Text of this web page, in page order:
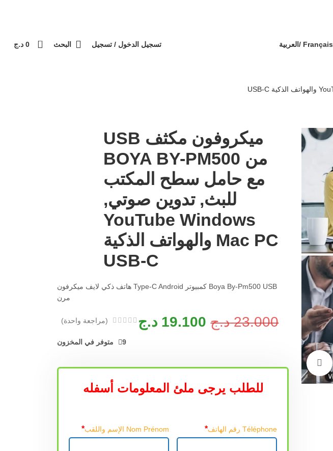
Français / العربية تسجيل الدخول / تسجيل البحث 0
0 د.ج
اضغط للتكبير
ميكروفون مكثف USB
من BOYA BY-PM500
مع حامل سطح المكتب
للبث, تدوين صوتي,
YouTube Windows
Mac PC والهواتف الذكية
USB-C
Boya By-Pm500 USB كمبيوتر Type-C Android هاتف ذكي لايف ميكرفون
مرن
23.000 د.ج 19.100 د.ج (مراجعة واحدة)
9 متوفر في المخزون
للطلب يرجى ملئ المعلومات أسفله
Téléphone رقم الهاتف * Nom Prénom الإسم واللقب *